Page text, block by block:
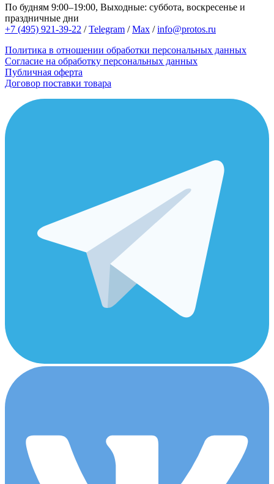
По будням 9:00–19:00, Выходные: суббота, воскресенье и
праздничные дни
+7 (495) 921-39-22 /Telegram /Max /info@protos.ru
Политика в отношении обработки персональных данных
Согласие на обработку персональных данных
Публичная оферта
Договор поставки товара